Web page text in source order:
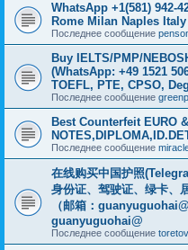
WhatsApp +1(581) 942-
Rome Milan Naples
Последнее сообщение
Buy IELTS/PMP/
(WhatsApp: +49 1521
TOEFL, PTE, CPSO,
Последнее сообщение
Best Counterfeit EURO
Последнее сообщение
在线购买中国护照
身份证、驾驶证、绿卡、
（邮箱：
guanyuguohai@
Последнее сообщение